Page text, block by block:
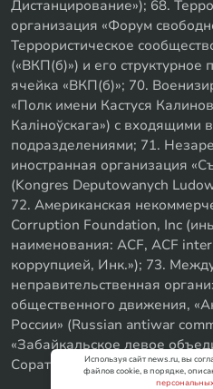
Дистанцирование»); 68.
организация «Форум
Террористическое
(«ВКП(б)») и его структурное
ячейка «ВКП(б)»; 70.
«Полк имени Кастуся
Калiноўскага») с входящими
подразделениями; 71.
иностранная организация
(Kongres Deputowanych
72. Американская
Corruption Foundation, Inc
наименования: ACF, ACF
коррупцией, Инк.»); 73.
неправительственная
общественного движения,
России» (Russian antiwar
«Забайкальское левое
Соратники с Уфы»Используя сайт news.ru, вы
файлов cookie, в порядке,